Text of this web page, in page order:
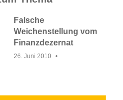
Falsche
Weichenstellung vom
Finanzdezernat
26. Juni 2010